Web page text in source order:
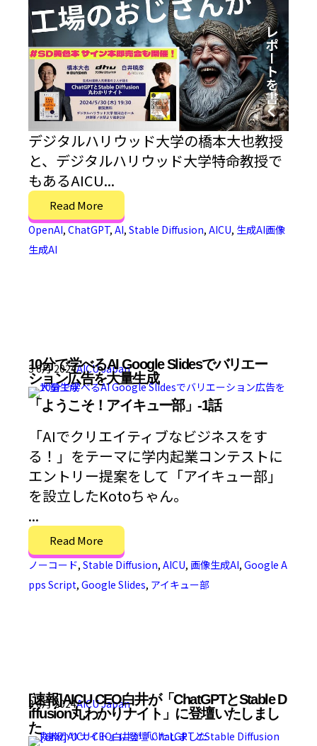
デジタルハリウッド大学の橋本大也教授
と、デジタルハリウッド大学特命教授で
もあるAICU...
Read More
OpenAI, ChatGPT, AI, Stable Diffusion, AICU, 生成AI画像
生成AI
10分で学べるAI Google Slidesでバリエー
ション広告を大量生成
3 6月 2024AICU Japan
「ようこそ！アイキュー部」-1話
「AIでクリエイティブなビジネスをす
る！」をテーマに学内起業コンテストに
エントリー提案をして「アイキュー部」
を設立したKotoちゃん。
...
Read More
ノーコード, Stable Diffusion, AICU, 画像生成AI, Google A
pps Script, Google Slides, アイキュー部
[速報]AICU CEO白井が「ChatGPTとStable D
iffusion丸わかりナイト」に登壇いたしまし
た
3 6月 2024AICU Japan